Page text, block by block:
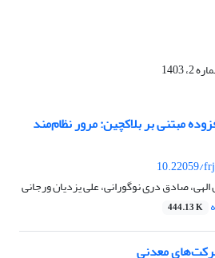
مبتنی بر بلاکچین: مرور نظام‌مند
10.22059/
صادق دری نوگورانی، علی یزدیان ورجانی
444.13 K
معدنی